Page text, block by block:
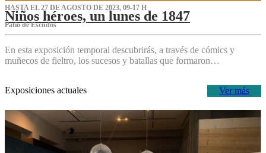
HASTA EL 27 DE AGOSTO DE 2023, 09-17 H
Niños héroes, un lunes de 1847
Patio de Escudos
En esta exposición temporal descubrirás, a través de cómics y
muñecos de fieltro, los sucesos y batallas que formaron…
Ver más
Exposiciones actuales